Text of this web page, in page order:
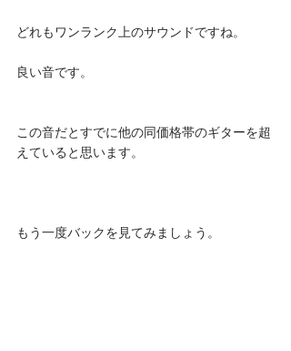
どれもワンランク上のサウンドですね。
良い音です。
この音だとすでに他の同価格帯のギターを超
えていると思います。
もう一度バックを見てみましょう。